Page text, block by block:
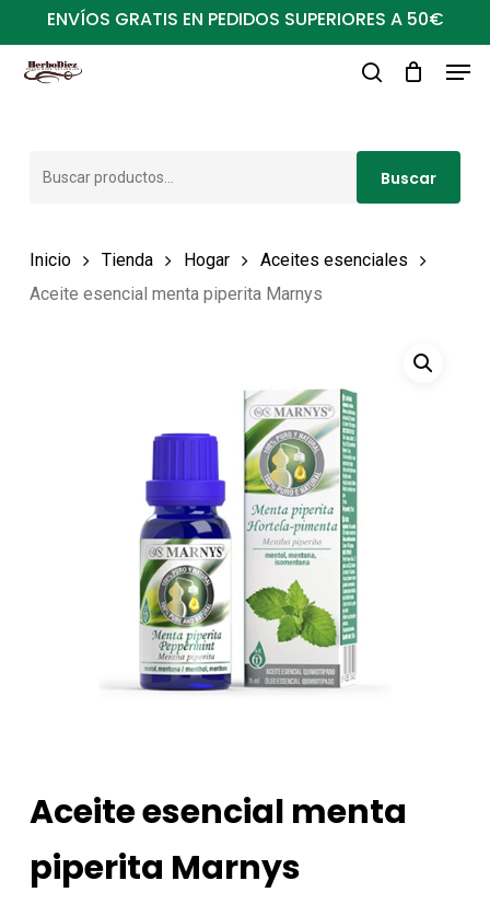
al
contenido
ENVÍOS GRATIS EN PEDIDOS SUPERIORES A 50€
Buscar
Inicio Tienda Hogar
Aceites esenciales
Aceite esencial menta piperita Marnys
Aceite esencial menta
piperita Marnys
Close